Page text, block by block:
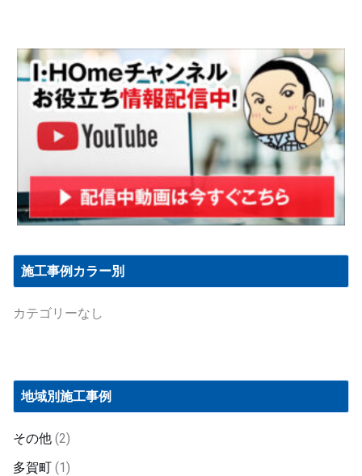
施工事例カラー別
カテゴリーなし
地域別施工事例
その他(2)
多賀町(1)